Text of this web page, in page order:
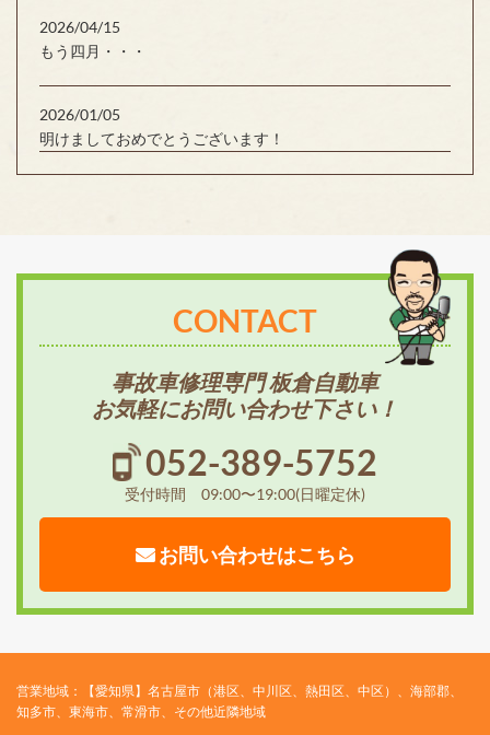
2026/04/15
もう四月・・・
2026/01/05
明けましておめでとうございます！
CONTACT
事故車修理専門 板倉自動車
お気軽にお問い合わせ下さい！
052-389-5752
受付時間 09:00〜19:00(日曜定休)
お問い合わせはこちら
営業地域：【愛知県】名古屋市（港区、中川区、熱田区、中区）、海部郡、
知多市、東海市、常滑市、その他近隣地域